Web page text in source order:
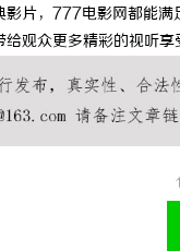
影片，777电影网都能
观众更多精彩的视听享
1
2026